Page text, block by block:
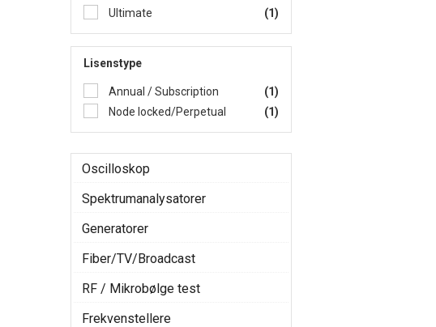
Ultimate
(1)
Lisenstype
Annual / Subscription
(1)
Node locked/Perpetual
(1)
Oscilloskop
Spektrumanalysatorer
Generatorer
Fiber/TV/Broadcast
RF / Mikrobølge test
Frekvenstellere